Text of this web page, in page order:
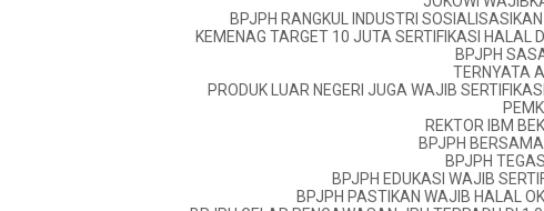
BPJPH RANGKUL INDUSTRI
KEMENAG TARGET 10 JUTA SERTIFIKASI HALAL
BPJPH
TERNYATA
PRODUK LUAR NEGERI JUGA WAJIB
REKTOR IBM
BPJPH
BPJPH
BPJPH EDUKASI WAJIB
BPJPH PASTIKAN WAJIB HALAL